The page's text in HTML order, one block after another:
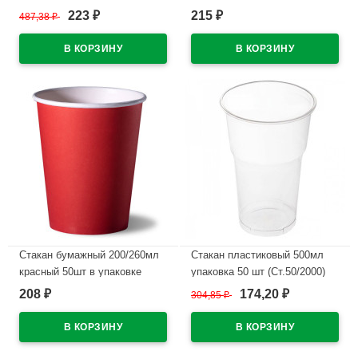
В наличии
487,38₽ 223 ₽
В наличии
215 ₽
Стакан бумажный 200/260мл
красный 50шт в упаковке
В наличии
208 ₽
Стакан пластиковый 500мл
упаковка 50 шт (Ст.50/2000)
В наличии
304,85₽ 174,20 ₽